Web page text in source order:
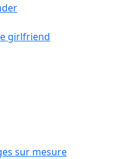
girlfriend
sur mesure